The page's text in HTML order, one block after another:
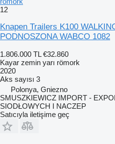
12
Knapen Trailers K100
PODNOSZONA WABCO 1082
1.806.000 TL €32.860
Kayar zemin yarı römork
2020
Aks sayısı 3
Polonya, Gniezno
SMUSZKIEWICZ IMPORT -
SIODŁOWYCH I NACZEP
Satıcıyla iletişime geç